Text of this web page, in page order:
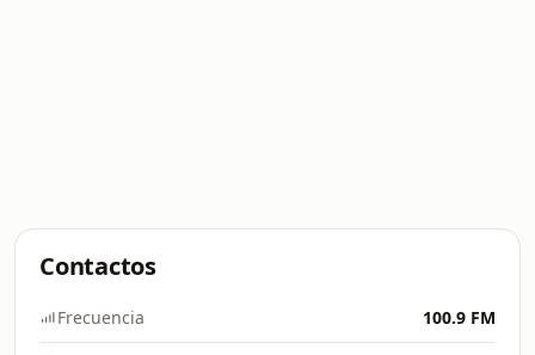
Contactos
Frecuencia 100.9 FM